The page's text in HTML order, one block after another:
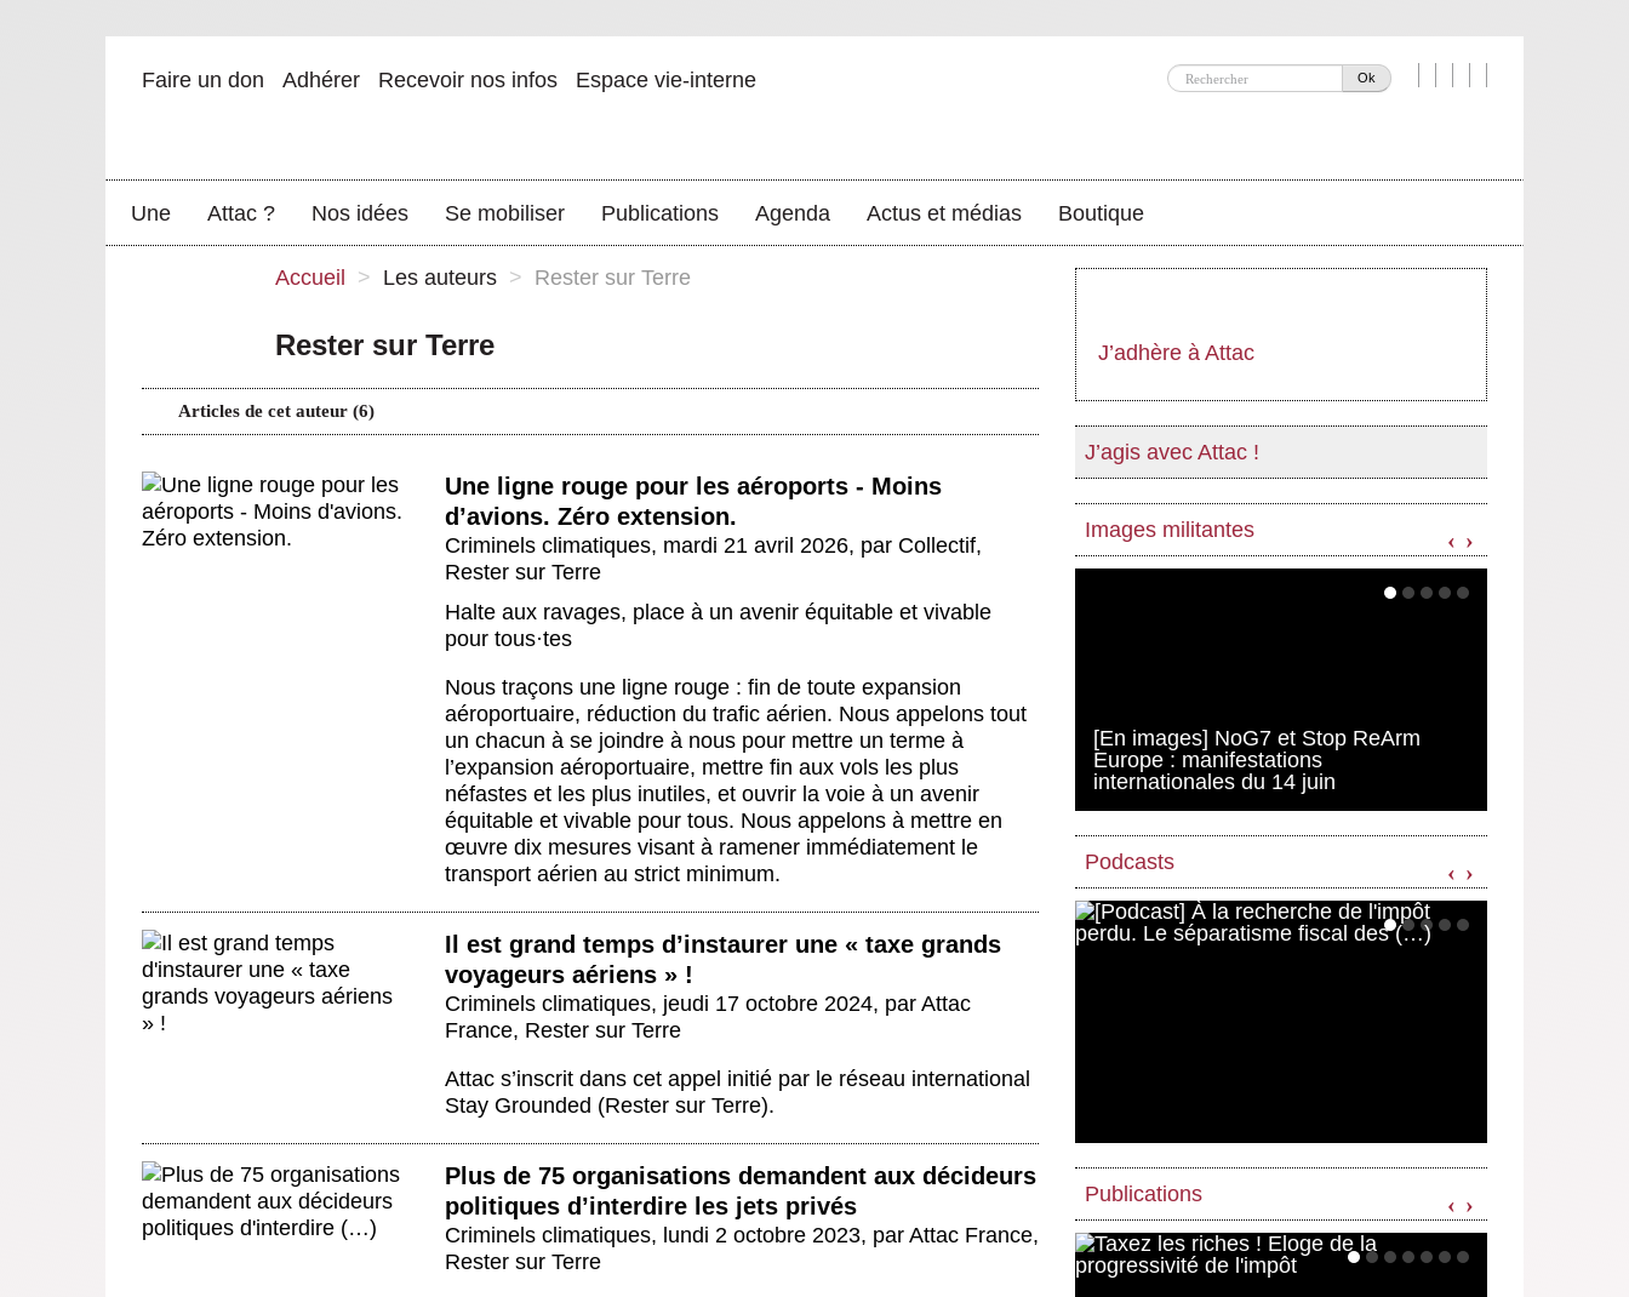
Ok
Faire un don Adhérer Recevoir nos infos Espace vie-interne
Une Attac ? Nos idées Se mobiliser Publications Agenda Actus et médias Boutique
Accueil > Les auteurs > Rester sur Terre
Rester sur Terre
Articles de cet auteur (6)
Une ligne rouge pour les aéroports - Moins
d’avions. Zéro extension.
Criminels climatiques, mardi 21 avril 2026, par Collectif,
Rester sur Terre
Halte aux ravages, place à un avenir équitable et vivable
pour tous·tes
Nous traçons une ligne rouge : fin de toute expansion
aéroportuaire, réduction du trafic aérien. Nous appelons tout
un chacun à se joindre à nous pour mettre un terme à
l’expansion aéroportuaire, mettre fin aux vols les plus
néfastes et les plus inutiles, et ouvrir la voie à un avenir
équitable et vivable pour tous. Nous appelons à mettre en
œuvre dix mesures visant à ramener immédiatement le
transport aérien au strict minimum.
Il est grand temps d’instaurer une « taxe grands
voyageurs aériens » !
Criminels climatiques, jeudi 17 octobre 2024, par Attac
France, Rester sur Terre
Attac s’inscrit dans cet appel initié par le réseau international
Stay Grounded (Rester sur Terre).
Plus de 75 organisations demandent aux décideurs
politiques d’interdire les jets privés
Criminels climatiques, lundi 2 octobre 2023, par Attac France,
Rester sur Terre
J’adhère à Attac
J’agis avec Attac !
Images militantes
[En images] NoG7 et Stop ReArm
Europe : manifestations
internationales du 14 juin
‹ ›
Podcasts ‹ ›
Publications ‹ ›